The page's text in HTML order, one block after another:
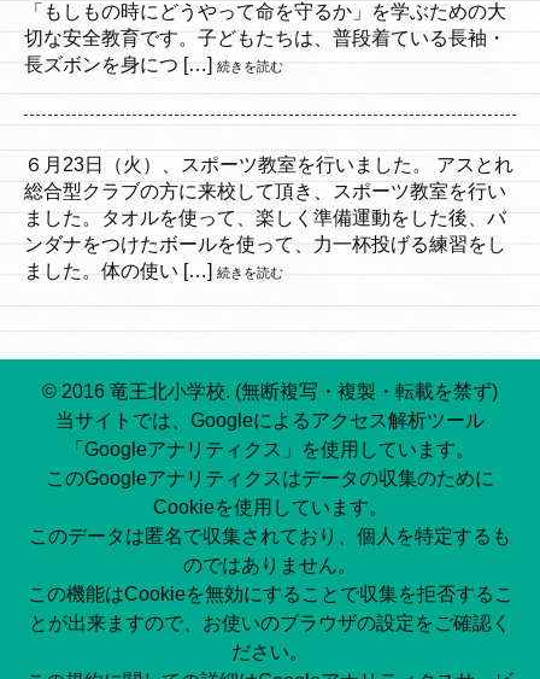
「もしもの時にどうやって命を守るか」を学ぶための大
切な安全教育です。子どもたちは、普段着ている長袖・
長ズボンを身につ […] 続きを読む
６月23日（火）、スポーツ教室を行いました。 アスとれ
総合型クラブの方に来校して頂き、スポーツ教室を行い
ました。タオルを使って、楽しく準備運動をした後、バ
ンダナをつけたボールを使って、力一杯投げる練習をし
ました。体の使い […] 続きを読む
© 2016 竜王北小学校. (無断複写・複製・転載を禁ず)
当サイトでは、Googleによるアクセス解析ツール
「Googleアナリティクス」を使用しています。
このGoogleアナリティクスはデータの収集のために
Cookieを使用しています。
このデータは匿名で収集されており、個人を特定するも
のではありません。
この機能はCookieを無効にすることで収集を拒否するこ
とが出来ますので、お使いのブラウザの設定をご確認く
ださい。